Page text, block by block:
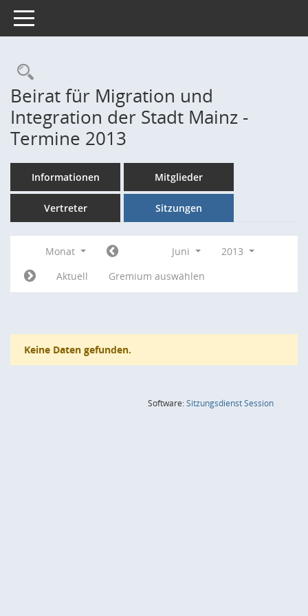
Toggle navigation
Rechercheauswahl
Beirat für Migration und
Integration der Stadt Mainz -
Termine 2013
Informationen Mitglieder
Vertreter Sitzungen
Monat Juni
2013
Aktuell
Gremium auswählen
Keine Daten gefunden.
Software:SitzungsdienstSession(Wird in